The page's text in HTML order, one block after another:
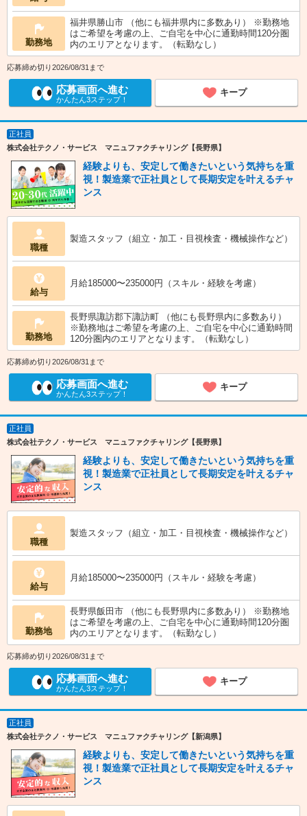
勤務地
福井県勝山市 （他にも福井県内に多数あり） ※勤務地
はご希望を考慮の上、ご自宅を中心に通勤時間120分圏
内のエリアとなります。（転勤なし）
応募締め切り2026/08/31まで
応募画面へ進む
かんたん3ステップ！
キープ
正社員
株式会社テクノ・サービス マニュファクチャリング【長野県】
経験よりも、安定して働きたいという気持ちを重
視！製造業で正社員として長期安定を叶えるチャ
ンス
職種
製造スタッフ（組立・加工・目視検査・機械操作など）
給与
月給185000〜235000円（スキル・経験を考慮）
勤務地
長野県諏訪郡下諏訪町 （他にも長野県内に多数あり）
※勤務地はご希望を考慮の上、ご自宅を中心に通勤時間
120分圏内のエリアとなります。（転勤なし）
応募締め切り2026/08/31まで
応募画面へ進む
かんたん3ステップ！
キープ
正社員
株式会社テクノ・サービス マニュファクチャリング【長野県】
経験よりも、安定して働きたいという気持ちを重
視！製造業で正社員として長期安定を叶えるチャ
ンス
職種
製造スタッフ（組立・加工・目視検査・機械操作など）
給与
月給185000〜235000円（スキル・経験を考慮）
勤務地
長野県飯田市 （他にも長野県内に多数あり） ※勤務地
はご希望を考慮の上、ご自宅を中心に通勤時間120分圏
内のエリアとなります。（転勤なし）
応募締め切り2026/08/31まで
応募画面へ進む
かんたん3ステップ！
キープ
正社員
株式会社テクノ・サービス マニュファクチャリング【新潟県】
経験よりも、安定して働きたいという気持ちを重
視！製造業で正社員として長期安定を叶えるチャ
ンス